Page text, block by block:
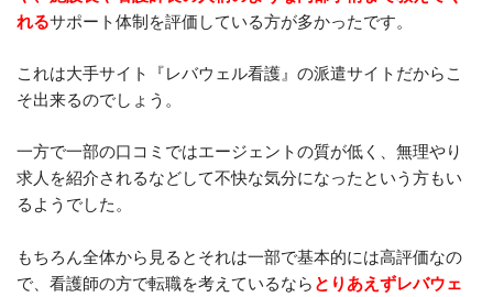
れるサポート体制を評価している方が多かったです。
これは大手サイト『レバウェル看護』の派遣サイトだからこ
そ出来るのでしょう。
一方で一部の口コミではエージェントの質が低く、無理やり
求人を紹介されるなどして不快な気分になったという方もい
るようでした。
もちろん全体から見るとそれは一部で基本的には高評価なの
で、看護師の方で転職を考えているなら とりあえずレバウェ